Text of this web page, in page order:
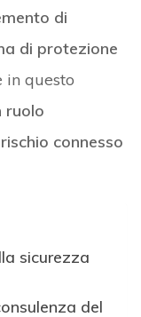
di
di protezione
in questo
ruolo
connesso
sicurezza
del